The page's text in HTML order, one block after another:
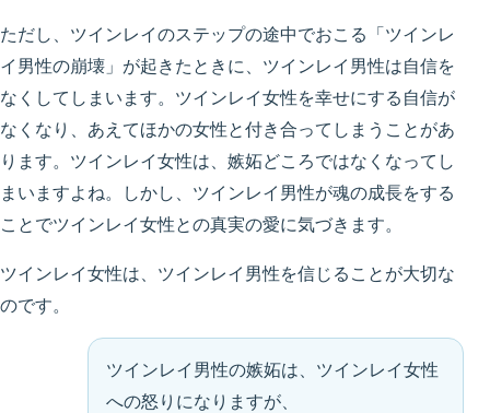
ただし、ツインレイのステップの途中でおこる「ツインレ
イ男性の崩壊」が起きたときに、ツインレイ男性は自信を
なくしてしまいます。ツインレイ女性を幸せにする自信が
なくなり、あえてほかの女性と付き合ってしまうことがあ
ります。ツインレイ女性は、嫉妬どころではなくなってし
まいますよね。しかし、ツインレイ男性が魂の成長をする
ことでツインレイ女性との真実の愛に気づきます。
ツインレイ女性は、ツインレイ男性を信じることが大切な
のです。
ツインレイ男性の嫉妬は、ツインレイ女性
への怒りになりますが、